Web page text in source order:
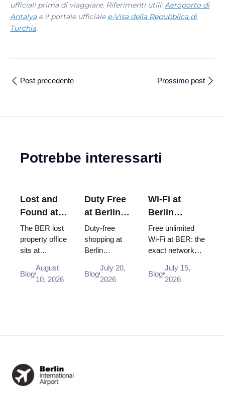
ufficiali prima di viaggiare. Riferimenti utili:Aeroporto di
Antalyae il portale ufficiale e-Visa della Repubblica di
Turchia.
Post precedente Prossimo post
Potrebbe interessarti
Lost and
Found at
Berlin
Airport
(BER):
Where to
Report It,
The BER lost
property office
sits at
level U1, by
the railway
Blog
August
10, 2026
Duty Free
at Berlin
Airport
(BER):
Shops,
Locations
& Rules
Duty-free
shopping at
Berlin
Airport (BER):
Heinemann
Blog
July 20,
2026
Wi-Fi at
Berlin
Brandenburg
Airport
(BER): Free,
Unlimited
and How to
Free unlimited
Wi-Fi at BER: the
exact network
in, where the
desks and power
Blog
July 15,
2026